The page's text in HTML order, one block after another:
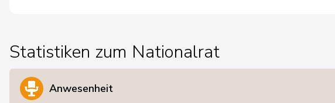
Statistiken zum Nationalrat
Anwesenheit